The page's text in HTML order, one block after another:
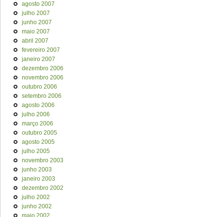
agosto 2007
julho 2007
junho 2007
maio 2007
abril 2007
fevereiro 2007
janeiro 2007
dezembro 2006
novembro 2006
outubro 2006
setembro 2006
agosto 2006
julho 2006
março 2006
outubro 2005
agosto 2005
julho 2005
novembro 2003
junho 2003
janeiro 2003
dezembro 2002
julho 2002
junho 2002
maio 2002